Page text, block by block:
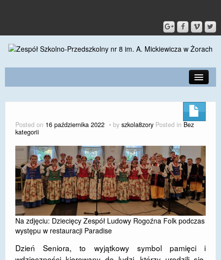
KONTAKT
DLA RODZICÓW I UCZNIÓW
DLA PRACOWNIKÓW
GALERIA
SPORT
DOSTĘPNOŚĆ
POLITYKA PRYWATNOŚCI
Posted on 16 października 2022 by szkola8zory Posted in Bez
kategorii
Na zdjęciu: Dziecięcy Zespół Ludowy Rogoźna Folk podczas
występu w restauracji Paradise
Dzień Seniora, to wyjątkowy symbol pamięci i